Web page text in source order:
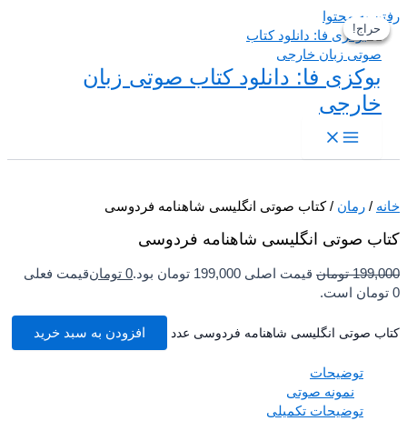
به محتوا
بوکزی فا: دانلود کتاب صوتی زبان
خارجی
حراج!
/رمان / کتاب صوتی انگلیسی شاهنامه فردوسی
صوتی انگلیسی شاهنامه فردوسی
تومان قیمت اصلی 199,000 تومان بود. 0 تومانقیمت فعلی
صوتی انگلیسی شاهنامه فردوسی عدد افزودن به سبد خرید
توضیحات
نمونه صوتی
توضیحات تکمیلی
حراج!
حراج!